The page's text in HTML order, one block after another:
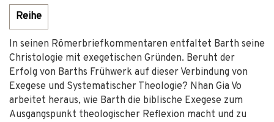
Reihe
In seinen Römerbriefkommentaren entfaltet Barth seine
Christologie mit exegetischen Gründen. Beruht der
Erfolg von Barths Frühwerk auf dieser Verbindung von
Exegese und Systematischer Theologie? Nhan Gia Vo
arbeitet heraus, wie Barth die biblische Exegese zum
Ausgangspunkt theologischer Reflexion macht und zu